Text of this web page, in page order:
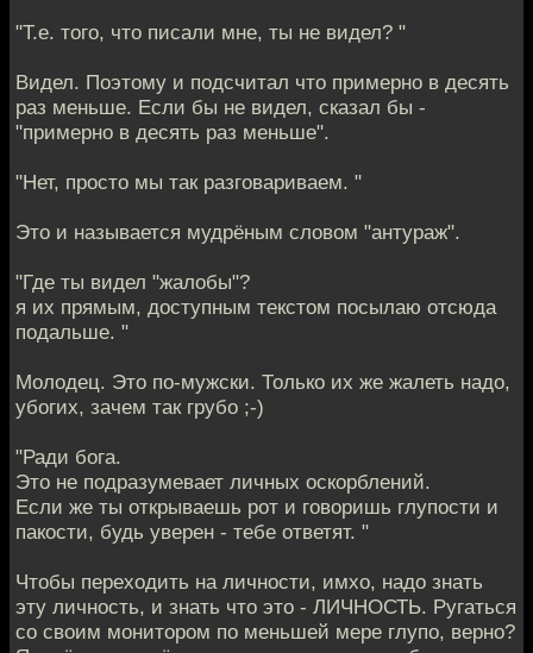
"Т.е. того, что писали мне, ты не видел? "
Видел. Поэтому и подсчитал что примерно в десять
раз меньше. Если бы не видел, сказал бы -
"примерно в десять раз меньше".
"Нет, просто мы так разговариваем. "
Это и называется мудрёным словом "антураж".
"Где ты видел "жалобы"?
я их прямым, доступным текстом посылаю отсюда
подальше. "
Молодец. Это по-мужски. Только их же жалеть надо,
убогих, зачем так грубо ;-)
"Ради бога.
Это не подразумевает личных оскорблений.
Если же ты открываешь рот и говоришь глупости и
пакости, будь уверен - тебе ответят. "
Чтобы переходить на личности, имхо, надо знать
эту личность, и знать что это - ЛИЧНОСТЬ. Ругаться
со своим монитором по меньшей мере глупо, верно?